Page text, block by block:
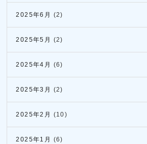
2025年6月 (2)
2025年5月 (2)
2025年4月 (6)
2025年3月 (2)
2025年2月 (10)
2025年1月 (6)